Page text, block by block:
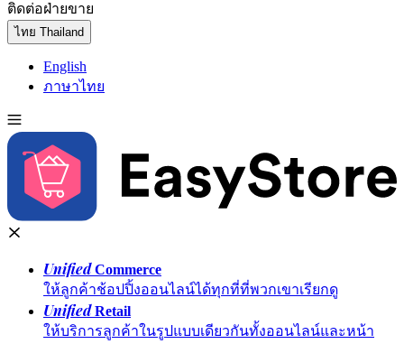
ติดต่อฝ่ายขาย
ไทย Thailand
English
ภาษาไทย
UnifiedCommerce
ให้ลูกค้าช้อปปิ้งออนไลน์ได้ทุกที่ที่พวกเขาเรียกดู
UnifiedRetail
ให้บริการลูกค้าในรูปแบบเดียวกันทั้งออนไลน์และหน้า